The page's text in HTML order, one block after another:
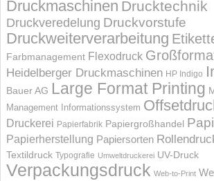
Druckmaschinen Drucktechnik
Druckveredelung Druckvorstufe
Druckweiterverarbeitung
Farbmanagement Flexodruck
Heidelberger Druckmaschinen HP Indigo
Bauer AG Large Format Printing
Management Informations­system
Druckerei Papierfabrik Papiergroßhandel
Papierherstellung Papiersorten
Textildruck Typografie Umweltdruckerei UV-Druck
Verpackungsdruck Web-to-Print